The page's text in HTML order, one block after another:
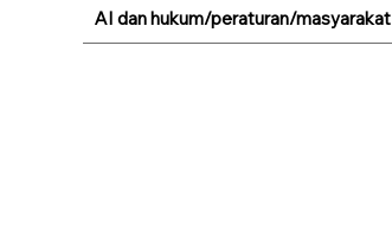
AI dan hukum/peraturan/masyarakat